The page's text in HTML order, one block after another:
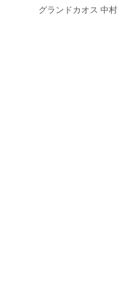
グランドカオス 中村